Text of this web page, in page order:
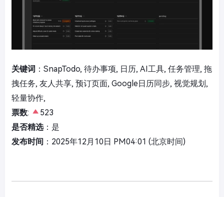
关键词 ：SnapTodo, 待办事项, 日历, AI工具, 任务管理, 拖
拽任务, 友人共享, 预订页面, Google日历同步, 视觉规划,
轻量协作,
票数:
523
是否精选：是
发布时间 ：2025年12月10日 PM04:01 (北京时间)